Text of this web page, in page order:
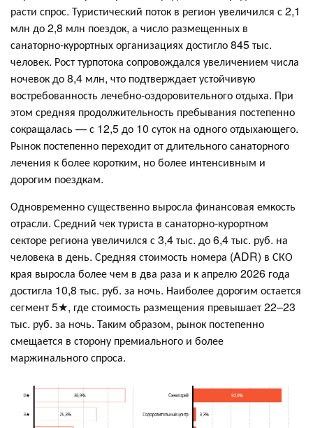
расти спрос. Туристический поток в регион увеличился с 2,1
млн до 2,8 млн поездок, а число размещенных в
санаторно-курортных организациях достигло 845 тыс.
человек. Рост турпотока сопровождался увеличением числа
ночевок до 8,4 млн, что подтверждает устойчивую
востребованность лечебно-оздоровительного отдыха. При
этом средняя продолжительность пребывания постепенно
сокращалась — с 12,5 до 10 суток на одного отдыхающего.
Рынок постепенно переходит от длительного санаторного
лечения к более коротким, но более интенсивным и
дорогим поездкам.
Одновременно существенно выросла финансовая емкость
отрасли. Средний чек туриста в санаторно-курортном
секторе региона увеличился с 3,4 тыс. до 6,4 тыс. руб. на
человека в день. Средняя стоимость номера (ADR) в СКО
края выросла более чем в два раза и к апрелю 2026 года
достигла 10,8 тыс. руб. за ночь. Наиболее дорогим остается
сегмент 5★, где стоимость размещения превышает 22–23
тыс. руб. за ночь. Таким образом, рынок постепенно
смещается в сторону премиального и более
маржинального спроса.